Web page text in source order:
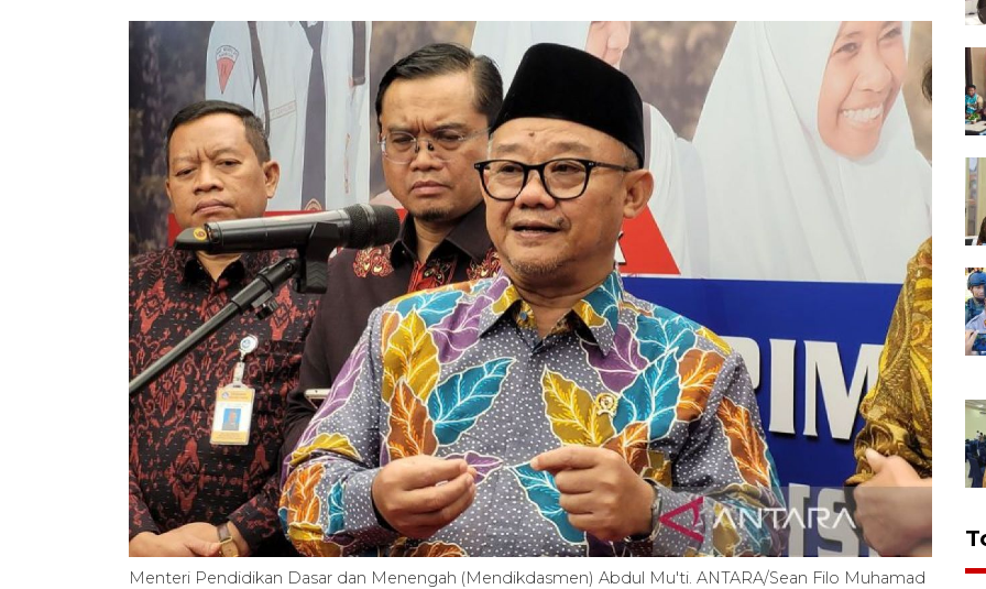
Menteri Pendidikan Dasar dan Menengah (Mendikdasmen) Abdul Mu'ti. ANTARA/Sean Filo Muhamad